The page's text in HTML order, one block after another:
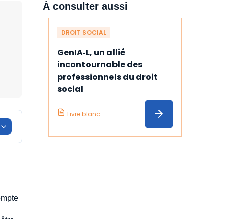
À consulter aussi
DROIT SOCIAL
GenIA‑L, un allié
incontournable des
professionnels du droit
social
Livre blanc